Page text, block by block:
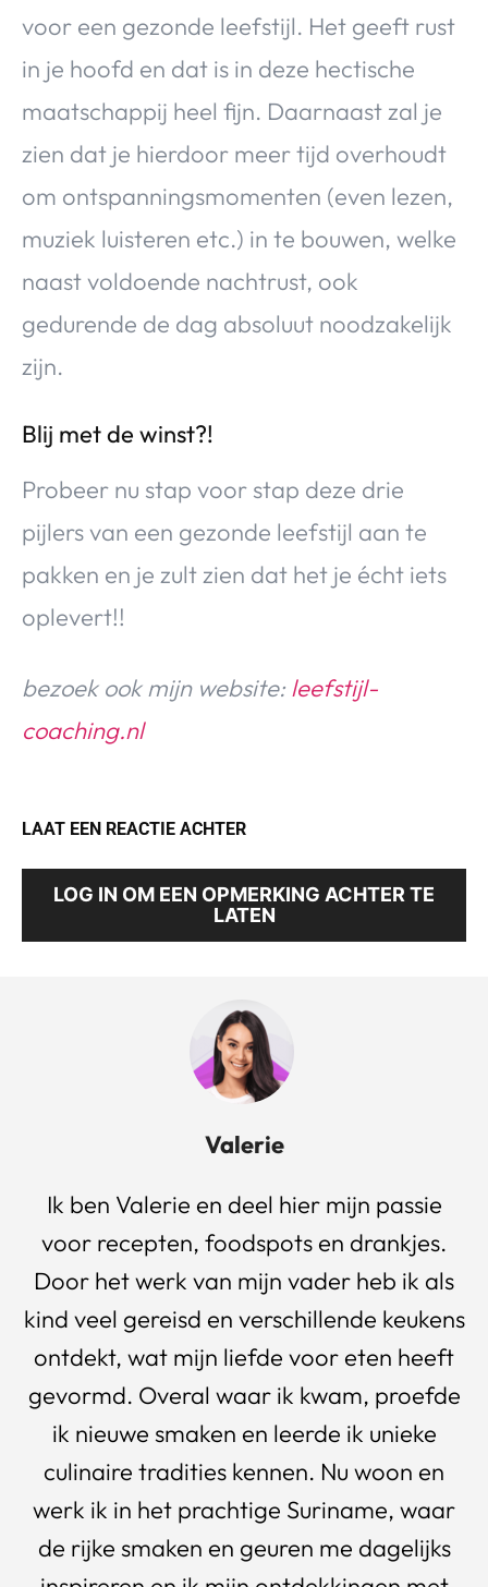
voor een gezonde leefstijl. Het geeft rust
in je hoofd en dat is in deze hectische
maatschappij heel fijn. Daarnaast zal je
zien dat je hierdoor meer tijd overhoudt
om ontspanningsmomenten (even lezen,
muziek luisteren etc.) in te bouwen, welke
naast voldoende nachtrust, ook
gedurende de dag absoluut noodzakelijk
zijn.
Blij met de winst?!
Probeer nu stap voor stap deze drie
pijlers van een gezonde leefstijl aan te
pakken en je zult zien dat het je écht iets
oplevert!!
bezoek ook mijn website: leefstijl-
coaching.nl
LAAT EEN REACTIE ACHTER
LOG IN OM EEN OPMERKING ACHTER TE
LATEN
Valerie
Ik ben Valerie en deel hier mijn passie
voor recepten, foodspots en drankjes.
Door het werk van mijn vader heb ik als
kind veel gereisd en verschillende keukens
ontdekt, wat mijn liefde voor eten heeft
gevormd. Overal waar ik kwam, proefde
ik nieuwe smaken en leerde ik unieke
culinaire tradities kennen. Nu woon en
werk ik in het prachtige Suriname, waar
de rijke smaken en geuren me dagelijks